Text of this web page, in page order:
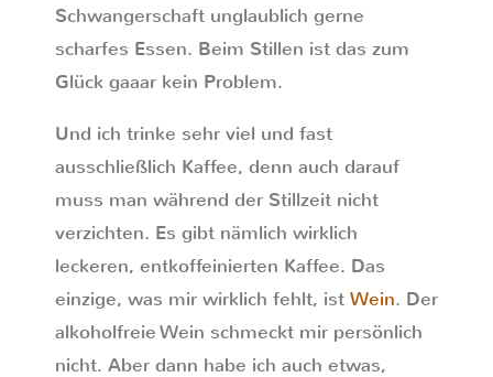
Schwangerschaft unglaublich gerne
scharfes Essen. Beim Stillen ist das zum
Glück gaaar kein Problem.
Und ich trinke sehr viel und fast
ausschließlich Kaffee, denn auch darauf
muss man während der Stillzeit nicht
verzichten. Es gibt nämlich wirklich
leckeren, entkoffeinierten Kaffee. Das
einzige, was mir wirklich fehlt, ist Wein. Der
alkoholfreie Wein schmeckt mir persönlich
nicht. Aber dann habe ich auch etwas,